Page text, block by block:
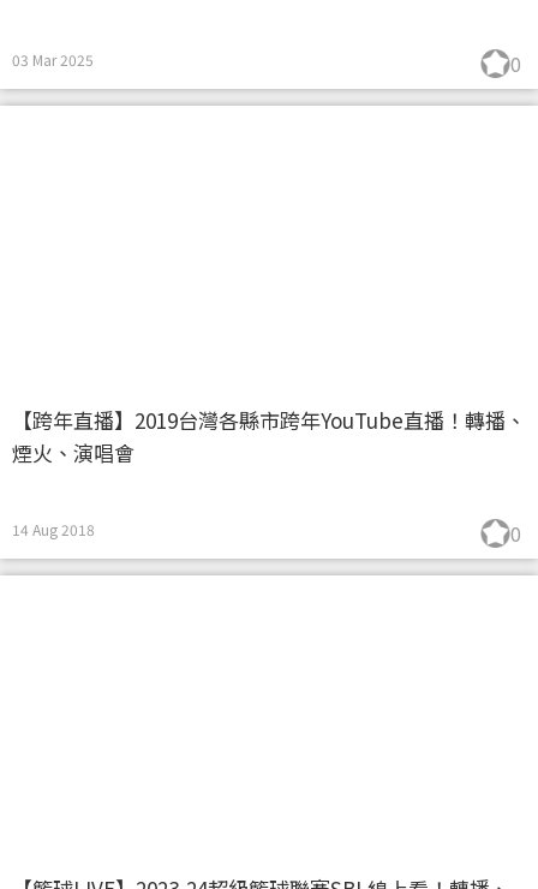
03 Mar 2025 0
【跨年直播】2019台灣各縣市跨年YouTube直播！轉播、
煙火、演唱會
14 Aug 2018 0